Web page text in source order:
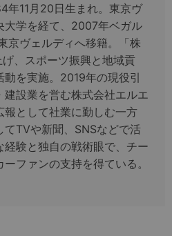
年11月20日生まれ。東京ヴ
大学を経て、2007年ベガル
京ヴェルディへ移籍。「株
、スポーツ振興と地域貢
を実施。2019年の現役引
設業を営む株式会社エルエ
報として社業に勤しむ一方
TVや新聞、SNSなどで活
験と独自の戦術眼で、チー
ファンの支持を得ている。